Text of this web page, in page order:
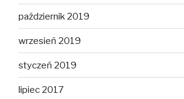
październik 2019
wrzesień 2019
styczeń 2019
lipiec 2017